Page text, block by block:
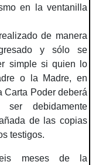
en la ventanilla
de manera
y sólo se
simple si quien lo
o la Madre, en
Carta Poder deberá
debidamente
de las copias
testigos.
meses de la